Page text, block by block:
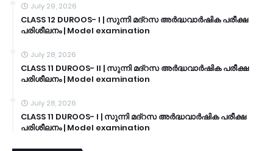
July 29, 2026
CLASS 12 DUROOS- I | സുന്നി മദ്റസ അർദ്ധവാർഷിക പരീക്ഷ
പരിശീലനം | Model examination
July 28, 2026
CLASS 11 DUROOS- II | സുന്നി മദ്റസ അർദ്ധവാർഷിക പരീക്ഷ
പരിശീലനം | Model examination
July 28, 2026
CLASS 11 DUROOS- I | സുന്നി മദ്റസ അർദ്ധവാർഷിക പരീക്ഷ
പരിശീലനം | Model examination